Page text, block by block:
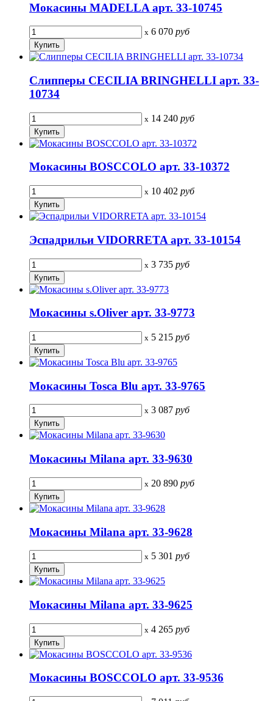
Мокасины MADELLA арт. 33-10745
x 6 070 руб
Слипперы CECILIA BRINGHELLI арт. 33-
10734
x 14 240 руб
Мокасины BOSCCOLO арт. 33-10372
x 10 402 руб
Эспадрильи VIDORRETA арт. 33-10154
x 3 735 руб
Мокасины s.Oliver арт. 33-9773
x 5 215 руб
Мокасины Tosca Blu арт. 33-9765
x 3 087 руб
Мокасины Milana арт. 33-9630
x 20 890 руб
Мокасины Milana арт. 33-9628
x 5 301 руб
Мокасины Milana арт. 33-9625
x 4 265 руб
Мокасины BOSCCOLO арт. 33-9536